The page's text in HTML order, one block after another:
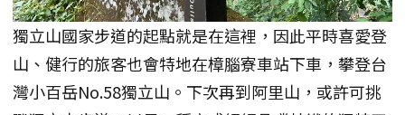
獨立山國家步道的起點就是在這裡，因此平時喜愛登
山、健行的旅客也會特地在樟腦寮車站下車，攀登台
灣小百岳No.58獨立山。下次再到阿里山，或許可挑